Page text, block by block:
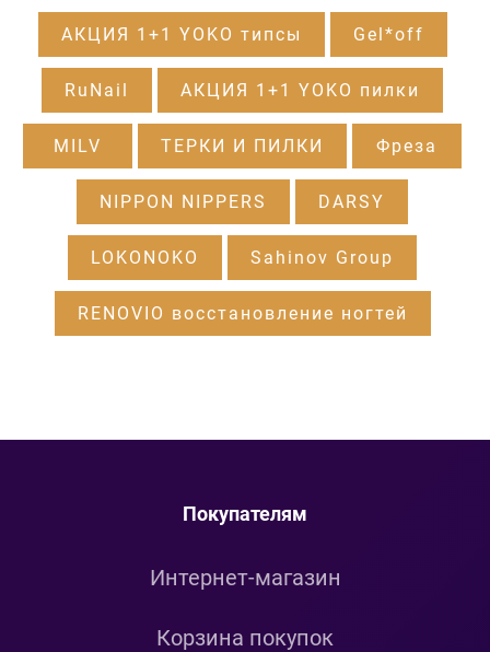
АКЦИЯ 1+1 YOKO типсы Gel*off
RuNail АКЦИЯ 1+1 YOKO пилки
MILV ТЕРКИ И ПИЛКИ Фреза
NIPPON NIPPERS DARSY
LOKONOKO Sahinov Group
RENOVIO восстановление ногтей
Покупателям
Интернет-магазин
Корзина покупок